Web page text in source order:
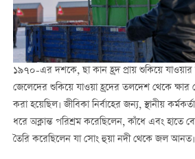
১৯৭০-এর দশকে, ছা কান হ্রদ প্রায় শুকিয়ে
জেলেদের শুকিয়ে যাওয়া হ্রদের তলদেশ থেকে ক্ষার
করা হয়েছিল। জীবিকা নির্বাহের জন্য, স্থানীয়
ধরে অক্লান্ত পরিশ্রম করেছিলেন, কাঁধে এবং হাতে
তৈরি করেছিলেন যা সোং হুয়া নদী থেকে জল আনত।